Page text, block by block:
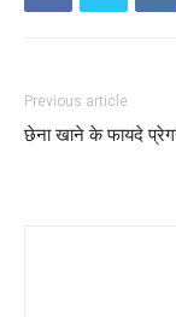
Previous article
छेना खाने के फायदे